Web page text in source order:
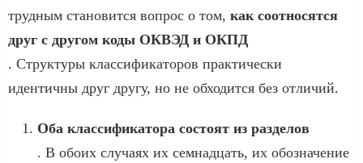
трудным становится вопрос о том, как соотносятся
друг с другом коды ОКВЭД и ОКПД
. Структуры классификаторов практически
идентичны друг другу, но не обходится без отличий.
Оба классификатора состоят из разделов
. В обоих случаях их семнадцать, их обозначение